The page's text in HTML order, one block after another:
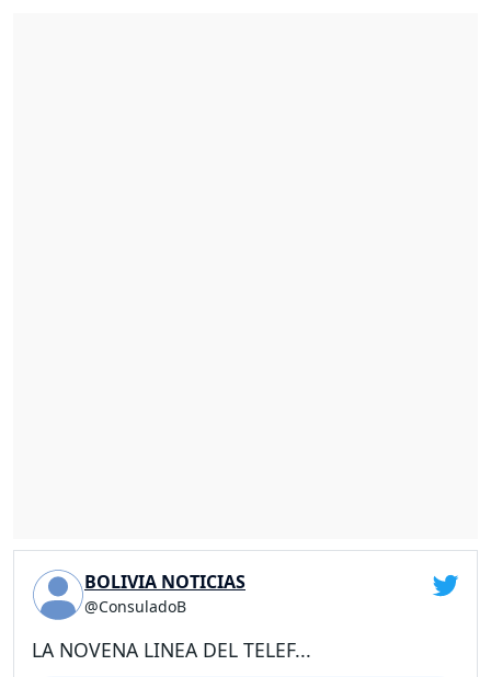
BOLIVIA NOTICIAS
@ConsuladoB
LA NOVENA LINEA DEL TELEF...